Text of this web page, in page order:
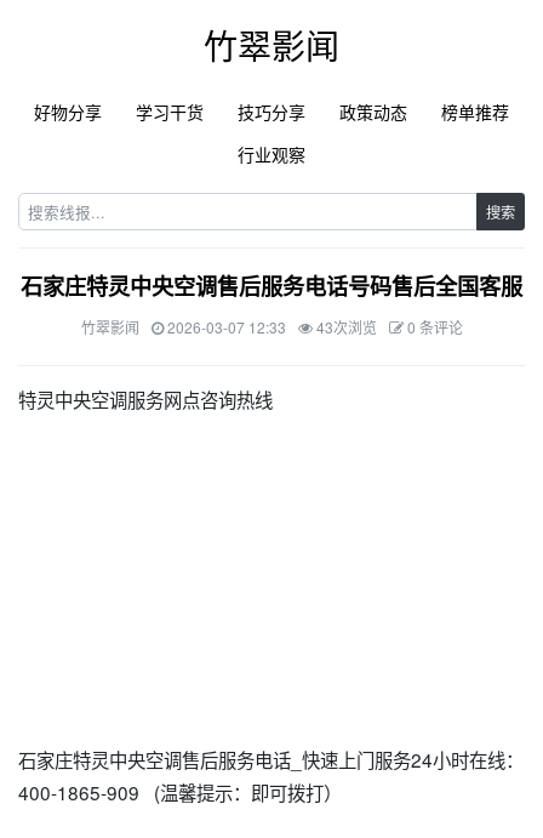
竹翠影闻
好物分享 学习干货 技巧分享 政策动态
榜单推荐
行业观察
搜索
石家庄特灵中央空调售后服务电话号码售后全国客服
竹翠影闻 2026-03-07 12:33 43次浏览 0 条评论
特灵中央空调服务网点咨询热线
石家庄特灵中央空调售后服务电话_快速上门服务24小时在线：
400-1865-909 (温馨提示：即可拨打）